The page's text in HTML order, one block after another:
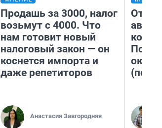
Продашь за 3000, налог
возьмут с 4000. Что
нам готовит новый
налоговый закон — он
коснется импорта и
даже репетиторов
Анастасия Завгородняя
От